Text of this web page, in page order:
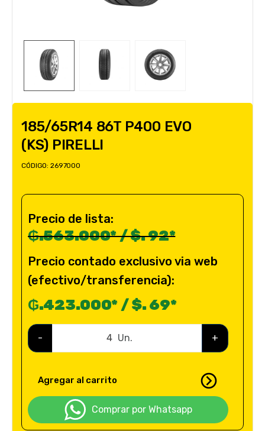
185/65R14 86T P400 EVO
(KS) PIRELLI
CÓDIGO: 2697000
Precio de lista:
₲.563.000* / $. 92*
Precio contado exclusivo via web
(efectivo/transferencia):
₲.423.000* / $. 69*
- Un. +
Agregar al carrito
Comprar por Whatsapp